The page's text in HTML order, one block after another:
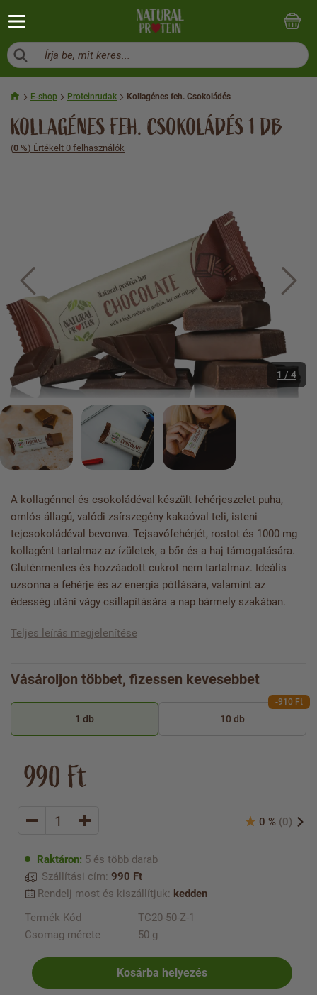
Írja be, mit keres...
E-shop Proteinrudak Kollagénes feh. Csokoládés
KOLLAGÉNES FEH. CSOKOLÁDÉS 1 DB
(0 %) Értékelt 0 felhasználók
1 / 4
A kollagénnel és csokoládéval készült fehérjeszelet puha,
omlós állagú, valódi zsírszegény kakaóval teli, isteni
tejcsokoládéval bevonva. Tejsavófehérjét, rostot és 1000 mg
kollagént tartalmaz az ízületek, a bőr és a haj támogatására.
Gluténmentes és hozzáadott cukrot nem tartalmaz. Ideális
uzsonna a fehérje és az energia pótlására, valamint az
édesség utáni vágy csillapítására a nap bármely szakában.
Teljes leírás megjelenítése
Vásároljon többet, fizessen kevesebbet
1 db 10 db
-910 Ft
0 % (0)
990 Ft
Raktáron: 5 és több darab
Szállítási cím: 990 Ft
Rendelj most és kiszállítjuk: kedden
Termék Kód
TC20-50-Z-1
Csomag mérete
50 g
Kosárba helyezés